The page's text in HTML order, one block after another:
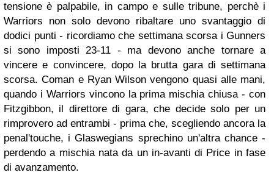
tensione è palpabile, in campo e sulle tribune, perchè i
Warriors non solo devono ribaltare uno svantaggio di
dodici punti - ricordiamo che settimana scorsa i Gunners
si sono imposti 23-11 - ma devono anche tornare a
vincere e convincere, dopo la brutta gara di settimana
scorsa. Coman e Ryan Wilson vengono quasi alle mani,
quando i Warriors vincono la prima mischia chiusa - con
Fitzgibbon, il direttore di gara, che decide solo per un
rimprovero ad entrambi - prima che, scegliendo ancora la
penal'touche, i Glaswegians sprechino un'altra chance -
perdendo a mischia nata da un in-avanti di Price in fase
di avanzamento.